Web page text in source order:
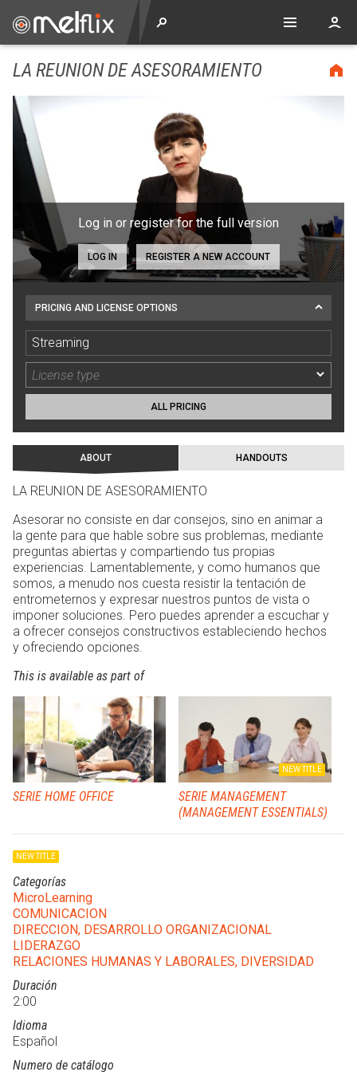
LA REUNION DE ASESORAMIENTO
Log in or register for the full version
LOG IN REGISTER A NEW ACCOUNT
PRICING AND LICENSE OPTIONS
Streaming
ALL PRICING
ABOUT HANDOUTS
LA REUNION DE ASESORAMIENTO
Asesorar no consiste en dar consejos, sino en animar a
la gente para que hable sobre sus problemas, mediante
preguntas abiertas y compartiendo tus propias
experiencias. Lamentablemente, y como humanos que
somos, a menudo nos cuesta resistir la tentación de
entrometernos y expresar nuestros puntos de vista o
imponer soluciones. Pero puedes aprender a escuchar y
a ofrecer consejos constructivos estableciendo hechos
y ofreciendo opciones.
This is available as part of
SERIE HOME OFFICE
SERIE MANAGEMENT
(MANAGEMENT ESSENTIALS)
NEW TITLE
NEW TITLE
Categorías
MicroLearning
COMUNICACION
DIRECCION, DESARROLLO ORGANIZACIONAL
LIDERAZGO
RELACIONES HUMANAS Y LABORALES, DIVERSIDAD
Duración
2:00
Idioma
Español
Numero de catálogo